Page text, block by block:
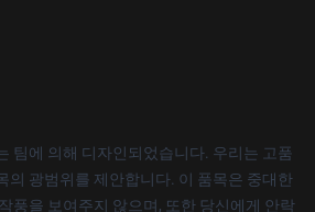
팀에 의해 디자인되었습니다. 우리는 고품
의 광범위를 제안합니다. 이 품목은 중대한
풍을 보여주지 않으며, 또한 당신에게 안락